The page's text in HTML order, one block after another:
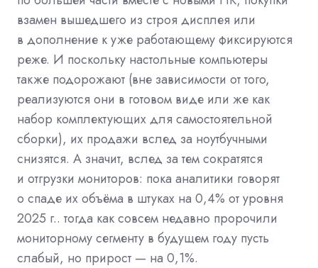
взамен вышедшего из строя дисплея или
в дополнение к уже работающему фиксируются
реже. И поскольку настольные компьютеры
также подорожают (вне зависимости от того,
реализуются они в готовом виде или же как
набор комплектующих для самостоятельной
сборки), их продажи вслед за ноутбучными
снизятся. А значит, вслед за тем сократятся
и отгрузки мониторов: пока аналитики говорят
о спаде их объёма в штуках на 0,4% от уровня
2025 г.. тогда как совсем недавно пророчили
мониторному сегменту в будущем году пусть
слабый, но прирост — на 0,1%.